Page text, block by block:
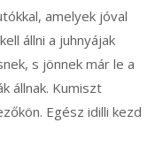
amelyek jóval
állni a juhnyájak
s jönnek már le a
állnak. Kumiszt
Egész idilli kezd